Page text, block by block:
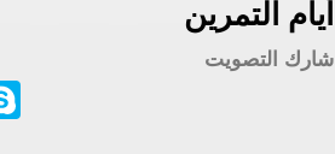
أيام التمرين
شارك التصويت